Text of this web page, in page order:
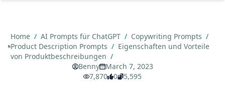
Home / AI Prompts für ChatGPT / Copywriting Prompts /
Product Description Prompts / Eigenschaften und Vorteile
von Produktbeschreibungen /
Benny
March 7, 2023
7,870
0 5,595